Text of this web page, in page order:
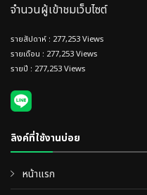
จำนวนผู้เข้าชมเว็บไซต์
รายสัปดาห์ : 277,253 Views
รายเดือน : 277,253 Views
รายปี : 277,253 Views
ลิงค์ที่ใช้งานบ่อย
หน้าแรก